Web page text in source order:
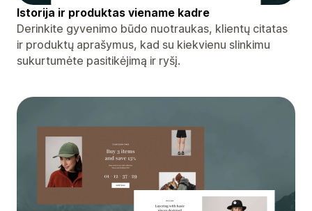
Istorija ir produktas viename kadre
Derinkite gyvenimo būdo nuotraukas, klientų citatas
ir produktų aprašymus, kad su kiekvienu slinkimu
sukurtumėte pasitikėjimą ir ryšį.